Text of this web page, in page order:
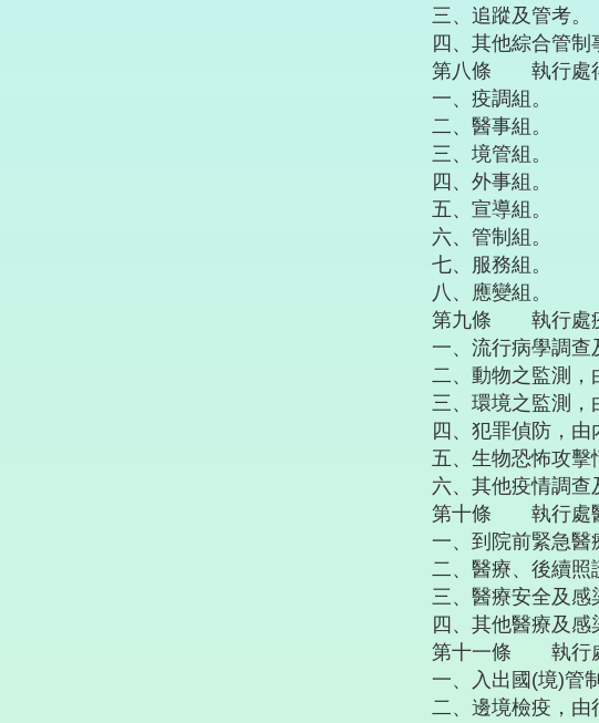
三、追蹤及管考。
四、其他綜合管制
第八條 執行處得
一、疫調組。
二、醫事組。
三、境管組。
四、外事組。
五、宣導組。
六、管制組。
七、服務組。
八、應變組。
第九條 執行處疫
一、流行病學調查
二、動物之監測，
三、環境之監測，
四、犯罪偵防，由
五、生物恐怖攻擊
六、其他疫情調查
第十條 執行處醫
一、到院前緊急醫
二、醫療、後續照
三、醫療安全及感
四、其他醫療及感
第十一條 執行處
一、入出國(境)管
二、邊境檢疫，由